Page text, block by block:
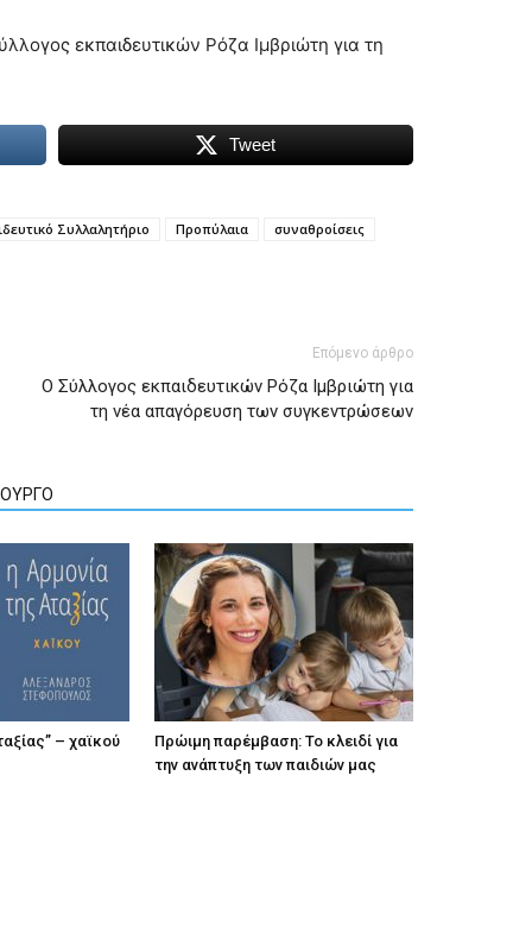
εκπαιδευτικών Ρόζα Ιμβριώτη για τη
Tweet
Συλλαλητήριο Προπύλαια
συναθροίσεις
Επόμενο άρθρο
Ο Σύλλογος εκπαιδευτικών Ρόζα Ιμβριώτη για
τη νέα απαγόρευση των συγκεντρώσεων
– χαϊκού
Πρώιμη παρέμβαση: Το κλειδί για
την ανάπτυξη των παιδιών µας